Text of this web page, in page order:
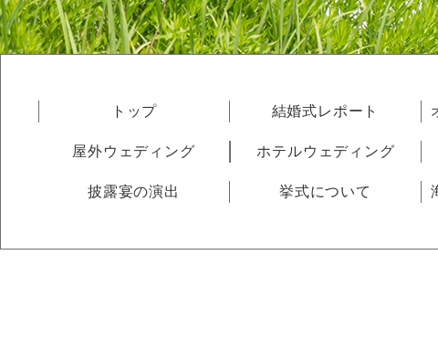
トップ 結婚式レポート
屋外ウェディング ホテルウェディング
披露宴の演出 挙式について